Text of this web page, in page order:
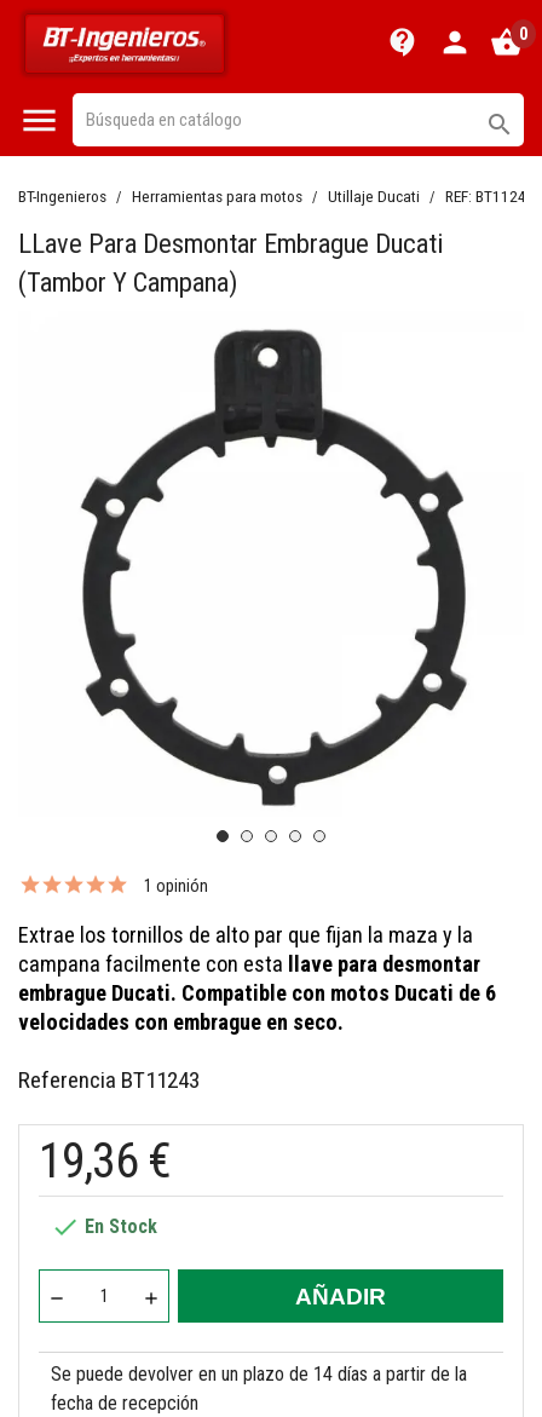
contact_support person shopping_basket0
 
BT-Ingenieros Herramientas para motos Utillaje Ducati REF: BT11243
LLave Para Desmontar Embrague Ducati
(tambor Y Campana)
1 opinión
Extrae los tornillos de alto par que fijan la maza y la
campana facilmente con esta
llave para desmontar
embrague Ducati. Compatible con motos Ducati de 6
velocidades con embrague en seco.
Referencia BT11243
19,36 €
 En Stock
AÑADIR
Se puede devolver en un plazo de 14 días a partir de la
fecha de recepción